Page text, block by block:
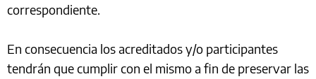
correspondiente.
En consecuencia los acreditados y/o participantes
tendrán que cumplir con el mismo a fin de preservar las